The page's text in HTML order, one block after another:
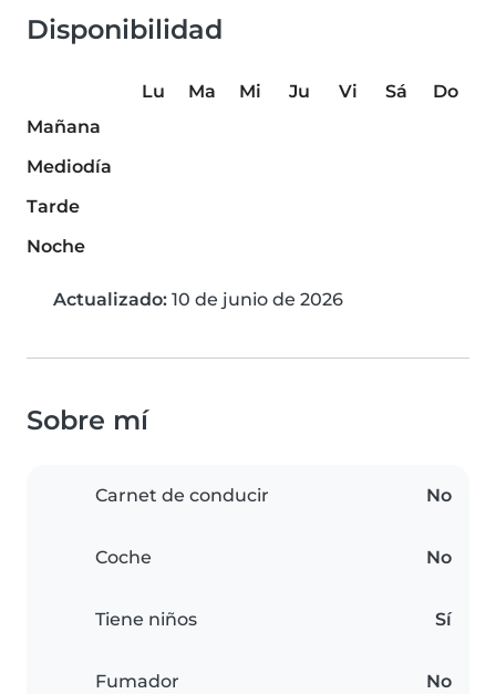
Disponibilidad
Lu Ma Mi Ju Vi Sá
Do
Mañana
Mediodía
Tarde
Noche
Actualizado: 10 de junio de 2026
Sobre mí
Carnet de conducir No
Coche No
Tiene niños Sí
Fumador No